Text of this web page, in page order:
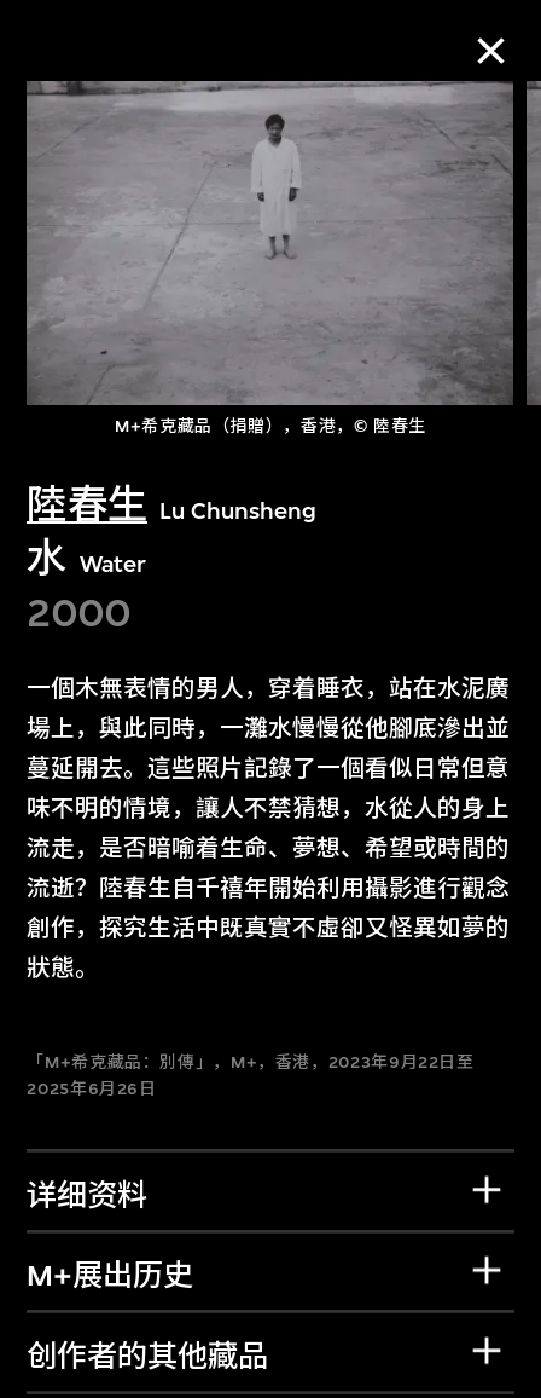
M+希克藏品（捐贈），香港，© 陸春生
陸春生 Lu Chunsheng
水 Water
2000
一個木無表情的男人，穿着睡衣，站在水泥廣
場上，與此同時，一灘水慢慢從他腳底滲出並
蔓延開去。這些照片記錄了一個看似日常但意
味不明的情境，讓人不禁猜想，水從人的身上
流走，是否暗喻着生命、夢想、希望或時間的
流逝？陸春生自千禧年開始利用攝影進行觀念
創作，探究生活中既真實不虛卻又怪異如夢的
狀態。
「M+希克藏品：別傳」，M+，香港，2023年9月22日至
2025年6月26日
详细资料
M+展出历史
创作者的其他藏品
M+藏品
进一步筛选 搜索
关于M+藏品
文化藏品。